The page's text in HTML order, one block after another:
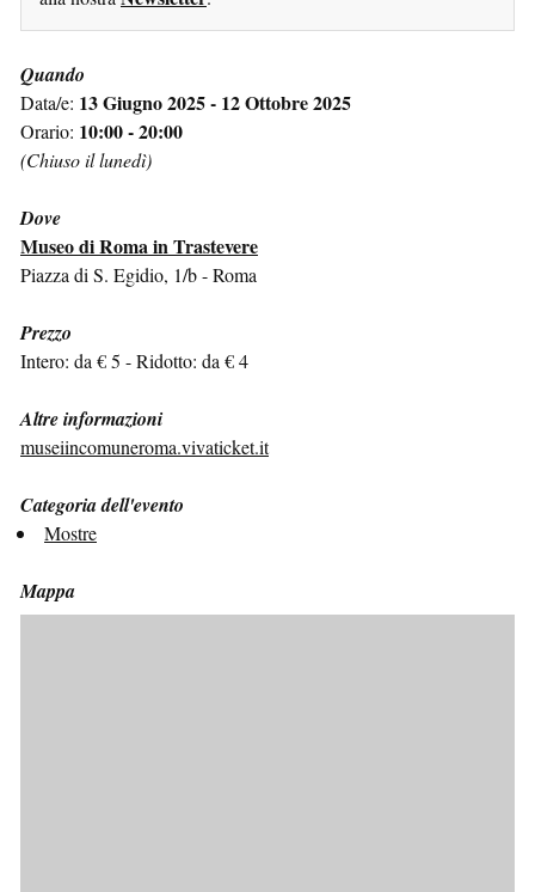
Quando
Data/e: 13 Giugno 2025 - 12 Ottobre 2025
Orario: 10:00 - 20:00
(Chiuso il lunedì)
Dove
Museo di Roma in Trastevere
Piazza di S. Egidio, 1/b - Roma
Prezzo
Intero: da € 5 - Ridotto: da € 4
Altre informazioni
museiincomuneroma.vivaticket.it
Categoria dell'evento
Mostre
Mappa